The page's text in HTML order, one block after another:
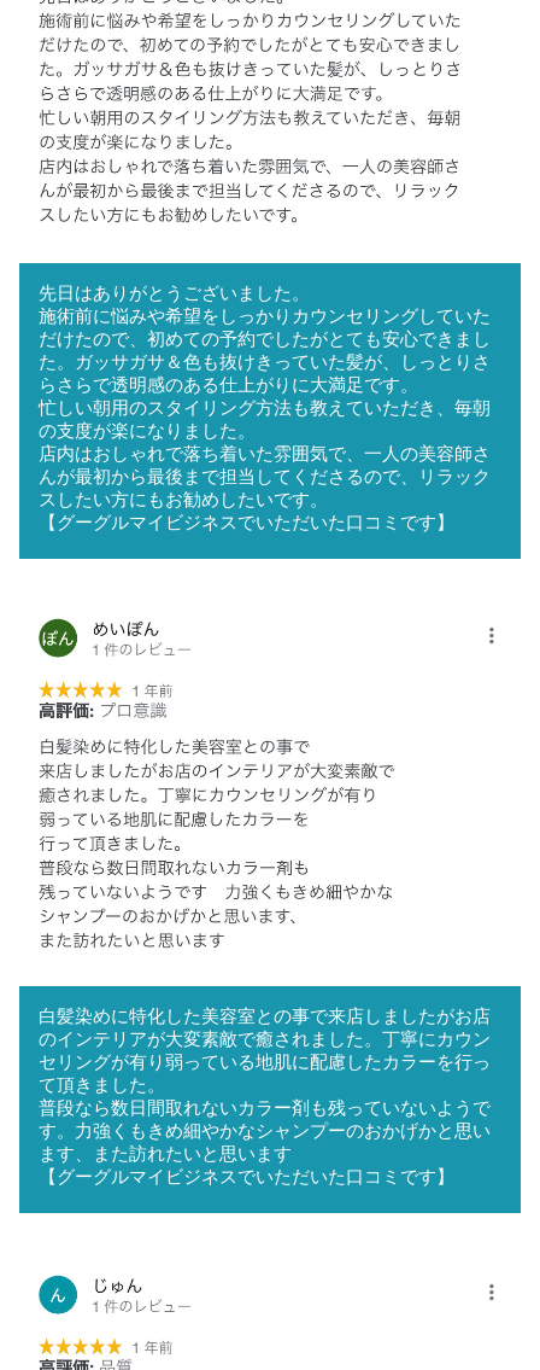
先日はありがとうございました。
施術前に悩みや希望をしっかりカウンセリングしていた
だけたので、初めての予約でしたがとても安心できまし
た。ガッサガサ＆色も抜けきっていた髪が、しっとりさ
らさらで透明感のある仕上がりに大満足です。
忙しい朝用のスタイリング方法も教えていただき、毎朝
の支度が楽になりました。
店内はおしゃれで落ち着いた雰囲気で、一人の美容師さ
んが最初から最後まで担当してくださるので、リラック
スしたい方にもお勧めしたいです。
【グーグルマイビジネスでいただいた口コミです】
白髪染めに特化した美容室との事で来店しましたがお店
のインテリアが大変素敵で癒されました。丁寧にカウン
セリングが有り弱っている地肌に配慮したカラーを行っ
て頂きました。
普段なら数日間取れないカラー剤も残っていないようで
す。力強くもきめ細やかなシャンプーのおかげかと思い
ます、また訪れたいと思います
【グーグルマイビジネスでいただいた口コミです】